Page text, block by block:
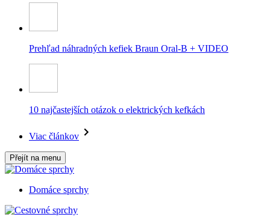
Prehľad náhradných kefiek Braun Oral-B + VIDEO
10 najčastejších otázok o elektrických kefkách
Viac článkov
Přejít na menu
Domáce sprchy